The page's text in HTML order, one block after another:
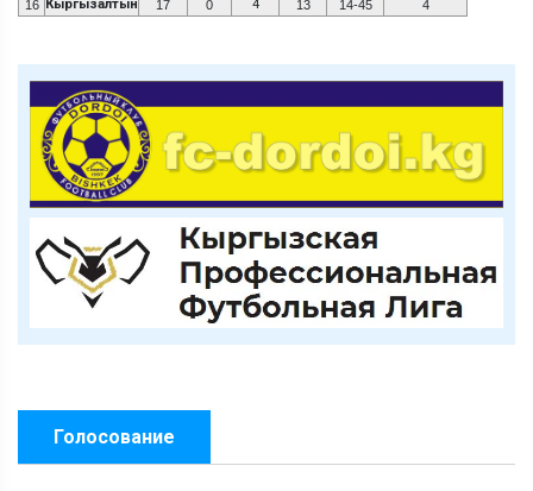
16 Кыргызалтын 17 0 4 13 14-45 4
Голосование